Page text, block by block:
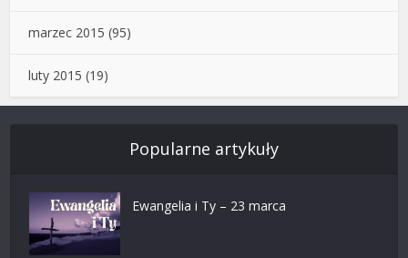
marzec 2015 (95)
luty 2015 (19)
Popularne artykuły
Ewangelia i Ty – 23 marca